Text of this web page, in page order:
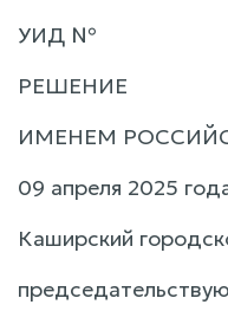
УИД №
РЕШЕНИЕ
ИМЕНЕМ
09 апреля 2025
Каширский